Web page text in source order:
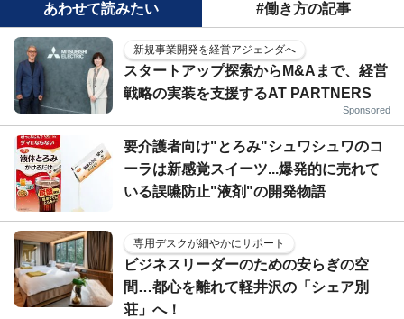
あわせて読みたい #働き方の記事
新規事業開発を経営アジェンダへ
スタートアップ探索からM&Aまで、経営
戦略の実装を支援するAT PARTNERS
Sponsored
要介護者向け"とろみ"シュワシュワのコ
ーラは新感覚スイーツ...爆発的に売れて
いる誤嚥防止"液剤"の開発物語
専用デスクが細やかにサポート
ビジネスリーダーのための安らぎの空
間…都心を離れて軽井沢の「シェア別
荘」へ！